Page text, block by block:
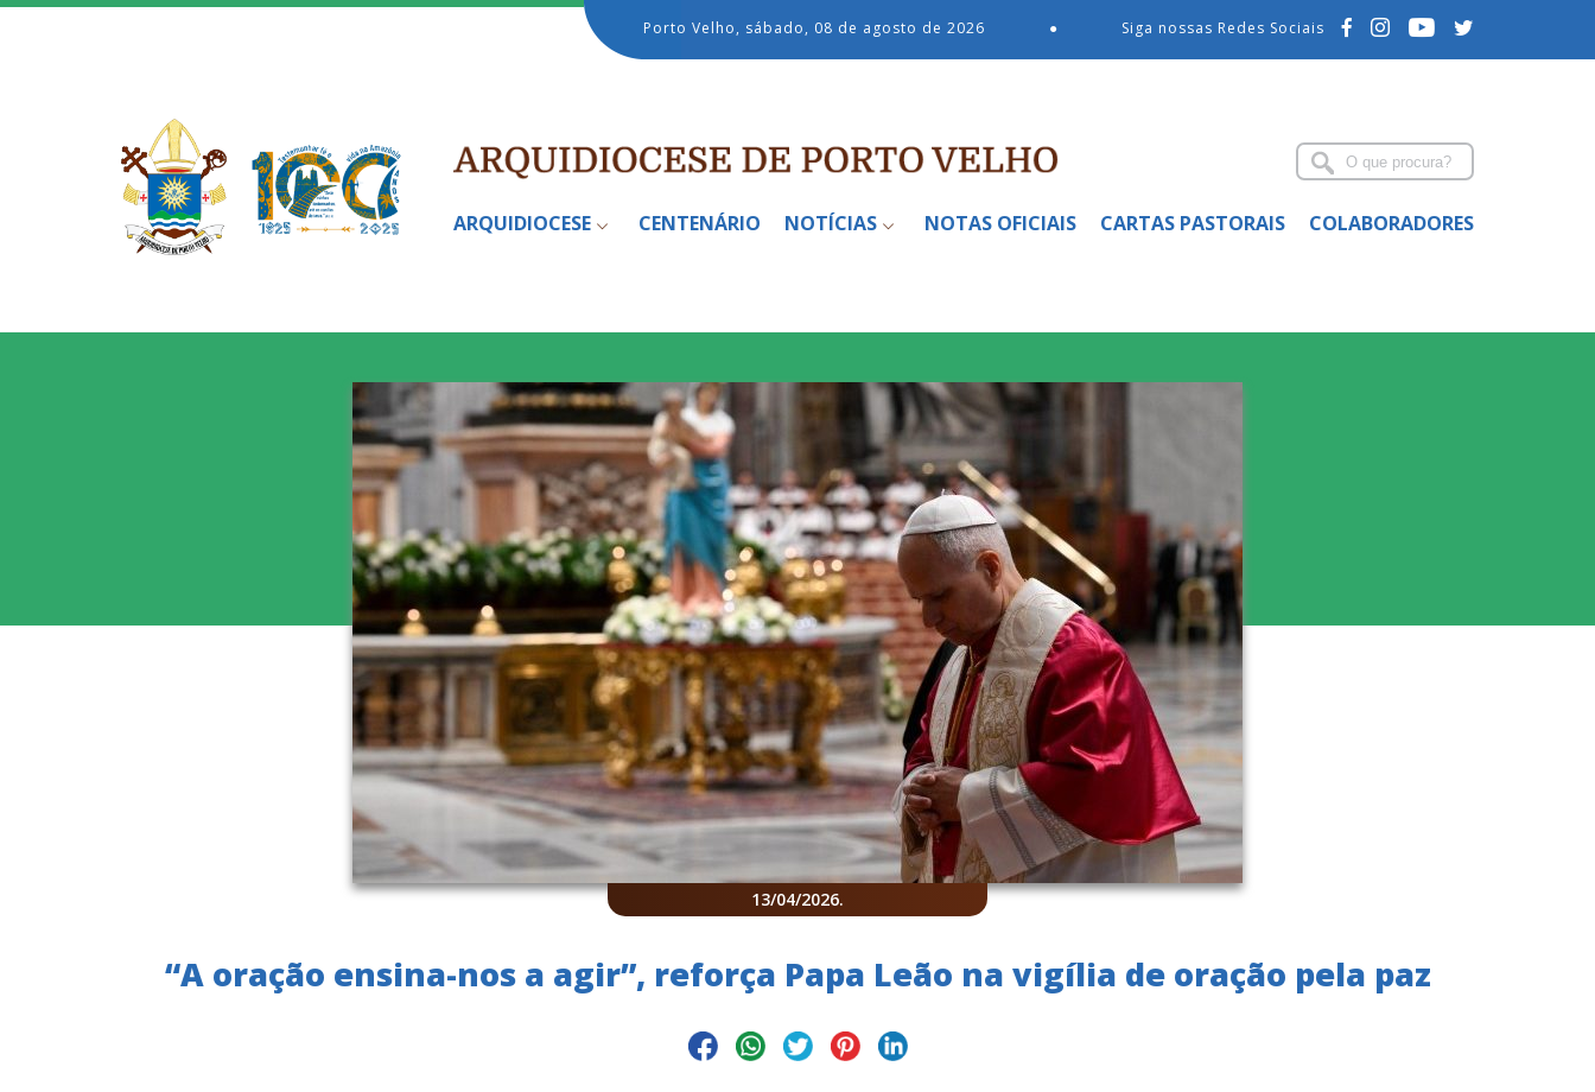
Porto Velho, sábado, 08 de agosto de 2026 ● Siga nossas Redes Sociais
ARQUIDIOCESE CENTENÁRIO NOTÍCIAS NOTAS OFICIAIS CARTAS PASTORAIS COLABORADORES
13/04/2026.
“A oração ensina-nos a agir”, reforça Papa Leão na vigília de oração pela paz